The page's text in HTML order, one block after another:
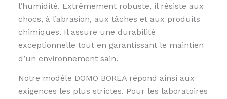
l’humidité. Extrêmement robuste, il résiste aux
chocs, à l’abrasion, aux tâches et aux produits
chimiques. Il assure une durabilité
exceptionnelle tout en garantissant le maintien
d’un environnement sain.
Notre modèle DOMO BOREA répond ainsi aux
exigences les plus strictes. Pour les laboratoires